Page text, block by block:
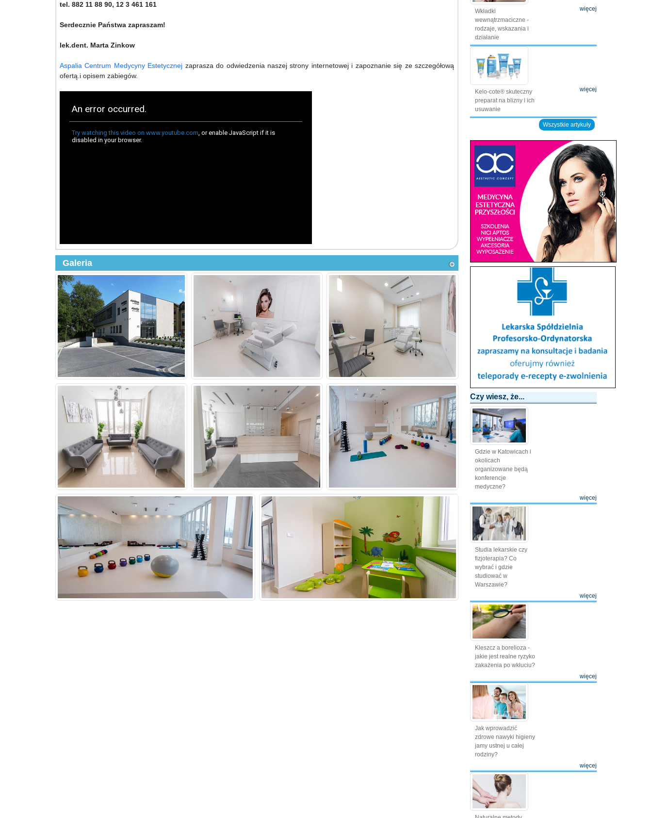
tel. 882 11 88 90, 12 3 461 161
Serdecznie Państwa zapraszam!
lek.dent. Marta Zinkow
Aspalia Centrum Medycyny Estetycznej zaprasza do odwiedzenia naszej strony internetowej i zapoznanie się ze szczegółową
ofertą.i opisem zabiegów.
Galeria
Wkładki
wewnątrzmaciczne -
rodzaje, wskazania i
działanie
więcej
Kelo-cote® skuteczny
preparat na blizny i ich
usuwanie
więcej
Wszystkie artykuły
Czy wiesz, że...
Gdzie w Katowicach i
okolicach
organizowane będą
konferencje
medyczne?
więcej
Studia lekarskie czy
fizjoterapia? Co
wybrać i gdzie
studiować w
Warszawie?
więcej
Kleszcz a borelioza -
jakie jest realne ryzyko
zakażenia po wkłuciu?
więcej
Jak wprowadzić
zdrowe nawyki higieny
jamy ustnej u całej
rodziny?
więcej